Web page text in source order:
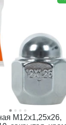
M12x1,25x26,